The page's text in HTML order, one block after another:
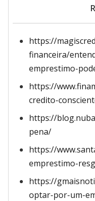
https://
financeira/
emprestimo-
https://
credito-
https://
pena/
https://
emprestimo-
https://
optar-por-um-